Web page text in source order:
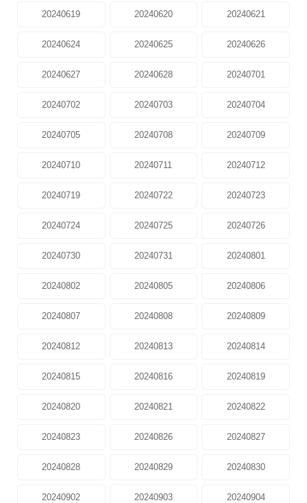
20240619 20240620 20240621
20240624 20240625 20240626
20240627 20240628 20240701
20240702 20240703 20240704
20240705 20240708 20240709
20240710 20240711 20240712
20240719 20240722 20240723
20240724 20240725 20240726
20240730 20240731 20240801
20240802 20240805 20240806
20240807 20240808 20240809
20240812 20240813 20240814
20240815 20240816 20240819
20240820 20240821 20240822
20240823 20240826 20240827
20240828 20240829 20240830
20240902 20240903 20240904